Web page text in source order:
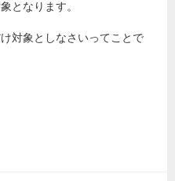
となります。
対象としなさいってことで